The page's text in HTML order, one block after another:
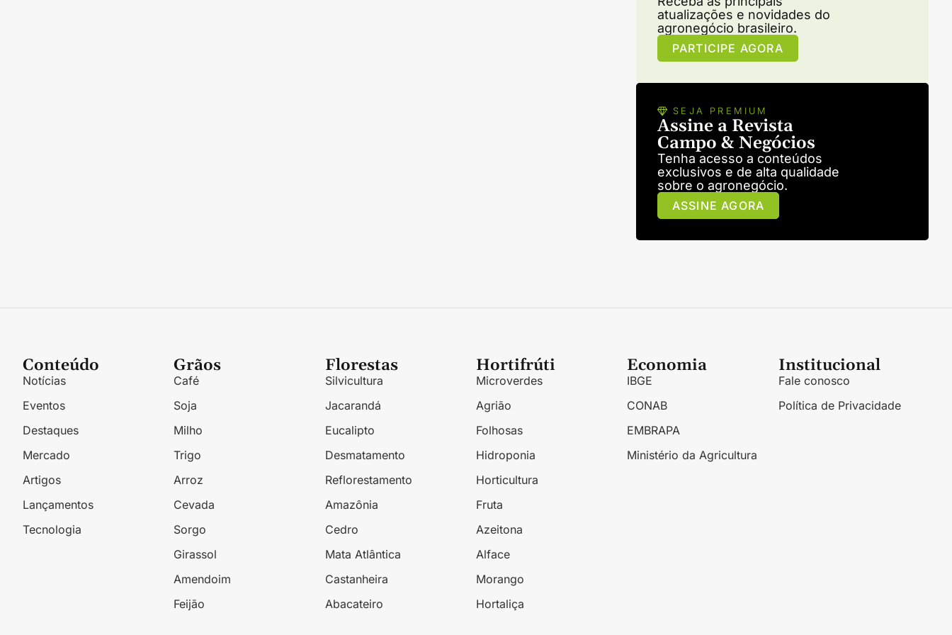
atualizações e novidades do
agronegócio brasileiro.
PARTICIPE AGORA
SEJA PREMIUM
Assine a Revista
Campo & Negócios
Tenha acesso a conteúdos
exclusivos e de alta qualidade
sobre o agronegócio.
ASSINE AGORA
Conteúdo
Notícias
Eventos
Destaques
Mercado
Artigos
Lançamentos
Tecnologia
Grãos
Café
Soja
Milho
Trigo
Arroz
Cevada
Sorgo
Girassol
Amendoim
Feijão
Florestas
Silvicultura
Jacarandá
Eucalipto
Desmatamento
Reflorestamento
Amazônia
Cedro
Mata Atlântica
Castanheira
Abacateiro
Hortifrúti
Microverdes
Agrião
Folhosas
Hidroponia
Horticultura
Fruta
Azeitona
Alface
Morango
Hortaliça
Economia
IBGE
CONAB
EMBRAPA
Ministério da Agricultura
Institucional
Fale conosco
Política de Privacidade